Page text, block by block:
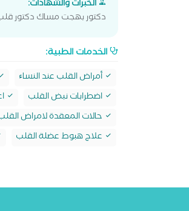
الخبرات والشهادات:
دكتور بهجت مساك دكتور
الخدمات الطبية:
أمراض القلب عند النساﺀ
اضطرابات نبض القلب
حالات المعقدة لامراض
علاج هبوط عضلة القلب